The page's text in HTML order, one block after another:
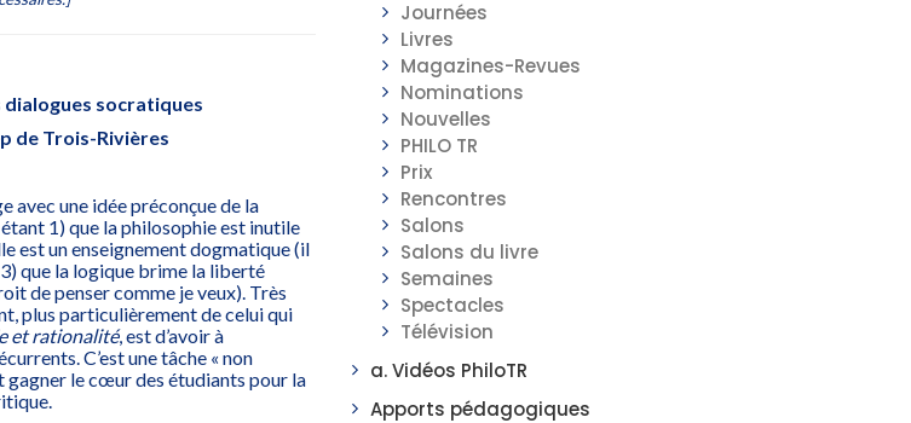
socratiques
de Trois-Rivières
avec une idée préconçue de la
1) que la philosophie est inutile
est un enseignement dogmatique (il
que la logique brime la liberté
de penser comme je veux). Très
plus particulièrement de celui qui
et rationalité, est d’avoir à
C’est une tâche « non
gagner le cœur des étudiants pour la
Journées
Livres
Magazines-Revues
Nominations
Nouvelles
PHILO TR
Prix
Rencontres
Salons
Salons du livre
Semaines
Spectacles
Télévision
a. Vidéos PhiloTR
Apports pédagogiques